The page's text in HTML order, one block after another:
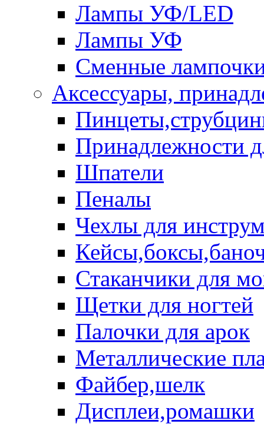
Лампы УФ/LED
Лампы УФ
Сменные
Аксессуары,
Принадлежности
Шпатели
Пеналы
Чехлы для
Стаканчики для
Щетки для ногтей
Палочки для арок
Металлические
Файбер,шелк
Дисплеи,ромашки